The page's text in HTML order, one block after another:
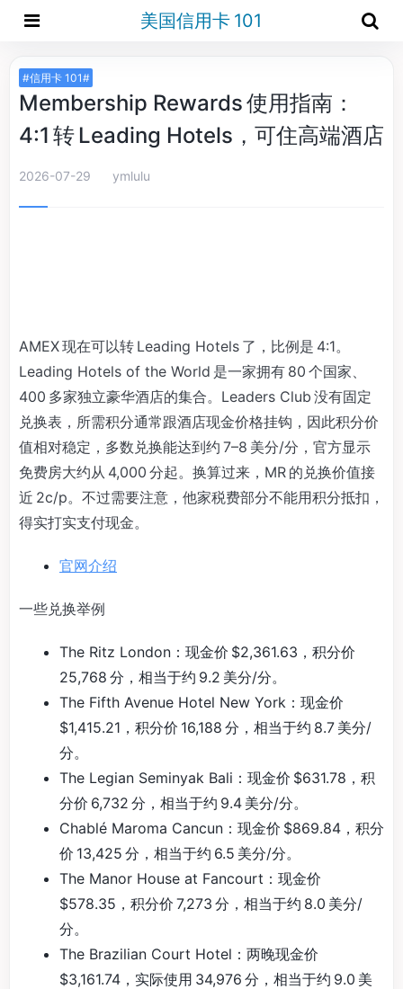
美国信用卡 101
#信用卡 101#
Membership Rewards 使用指南：
4:1 转 Leading Hotels，可住高端酒店
2026-07-29 ymlulu
AMEX 现在可以转 Leading Hotels 了，比例是 4:1。
Leading Hotels of the World 是一家拥有 80 个国家、
400 多家独立豪华酒店的集合。Leaders Club 没有固定
兑换表，所需积分通常跟酒店现金价格挂钩，因此积分价
值相对稳定，多数兑换能达到约 7–8 美分/分，官方显示
免费房大约从 4,000 分起。换算过来，MR 的兑换价值接
近 2c/p。不过需要注意，他家税费部分不能用积分抵扣，
得实打实支付现金。
官网介绍
一些兑换举例
The Ritz London：现金价 $2,361.63，积分价
25,768 分，相当于约 9.2 美分/分。
The Fifth Avenue Hotel New York：现金价
$1,415.21，积分价 16,188 分，相当于约 8.7 美分/
分。
The Legian Seminyak Bali：现金价 $631.78，积
分价 6,732 分，相当于约 9.4 美分/分。
Chablé Maroma Cancun：现金价 $869.84，积分
价 13,425 分，相当于约 6.5 美分/分。
The Manor House at Fancourt：现金价
$578.35，积分价 7,273 分，相当于约 8.0 美分/
分。
The Brazilian Court Hotel：两晚现金价
$3,161.74，实际使用 34,976 分，相当于约 9.0 美